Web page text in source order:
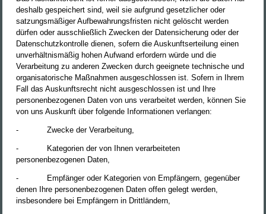
deshalb gespeichert sind, weil sie aufgrund gesetzlicher oder
satzungsmäßiger Aufbewahrungsfristen nicht gelöscht werden
dürfen oder ausschließlich Zwecken der Datensicherung oder der
Datenschutzkontrolle dienen, sofern die Auskunftserteilung einen
unverhältnismäßig hohen Aufwand erfordern würde und die
Verarbeitung zu anderen Zwecken durch geeignete technische und
organisatorische Maßnahmen ausgeschlossen ist. Sofern in Ihrem
Fall das Auskunftsrecht nicht ausgeschlossen ist und Ihre
personenbezogenen Daten von uns verarbeitet werden, können Sie
von uns Auskunft über folgende Informationen verlangen:
- Zwecke der Verarbeitung,
-
Kategorien der von Ihnen verarbeiteten
personenbezogenen Daten,
-
Empfänger oder Kategorien von Empfängern, gegenüber
denen Ihre personenbezogenen Daten offen gelegt werden,
insbesondere bei Empfängern in Drittländern,